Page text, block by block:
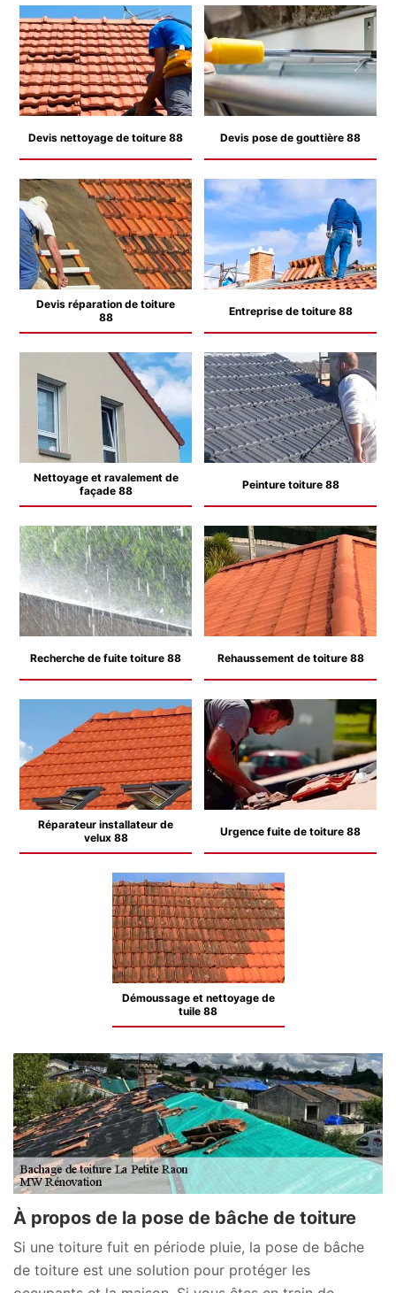
Devis nettoyage de toiture 88 Devis pose de gouttière 88
Devis réparation de toiture
88
Entreprise de toiture 88
Nettoyage et ravalement de
façade 88
Peinture toiture 88
Recherche de fuite toiture 88 Rehaussement de toiture 88
Réparateur installateur de
velux 88
Urgence fuite de toiture 88
Démoussage et nettoyage de
tuile 88
À propos de la pose de bâche de toiture
Si une toiture fuit en période pluie, la pose de bâche
de toiture est une solution pour protéger les